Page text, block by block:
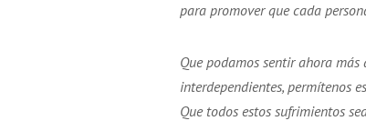
para promover que cada
Que podamos sentir ahora
interdependientes, permítenos
Que todos estos sufrimientos